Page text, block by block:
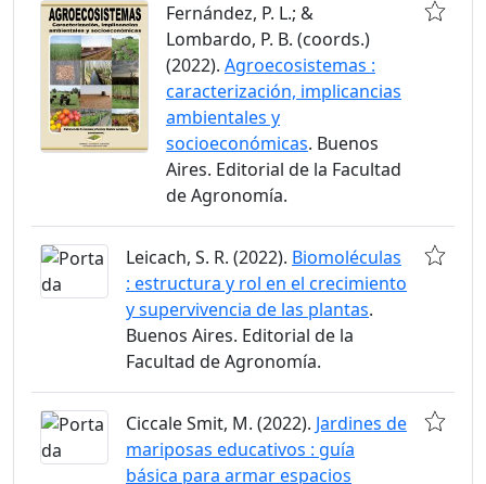
Fernández, P. L.; &
Lombardo, P. B. (coords.)
(2022). Agroecosistemas :
caracterización, implicancias
ambientales y
socioeconómicas. Buenos
Aires. Editorial de la Facultad
de Agronomía.
Leicach, S. R. (2022). Biomoléculas
: estructura y rol en el crecimiento
y supervivencia de las plantas.
Buenos Aires. Editorial de la
Facultad de Agronomía.
Ciccale Smit, M. (2022). Jardines de
mariposas educativos : guía
básica para armar espacios